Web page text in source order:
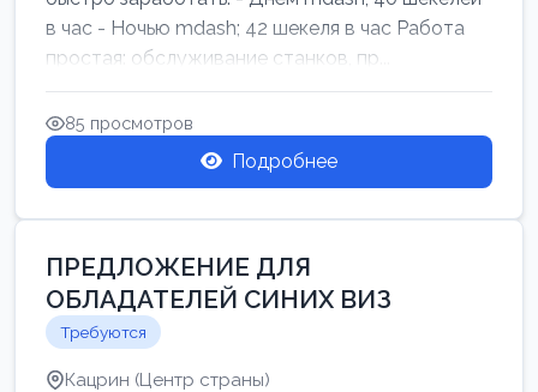
в час - Ночью mdash; 42 шекеля в час Работа
простая: обслуживание станков, пр...
85 просмотров
Подробнее
ПРЕДЛОЖЕНИЕ ДЛЯ
ОБЛАДАТЕЛЕЙ СИНИХ ВИЗ
Требуются
Кацрин (Центр страны)